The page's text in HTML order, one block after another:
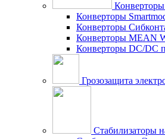
Конверторы
Конверторы
Конверторы MEAN
Конверторы DC/DC
Грозозащита
Стабилизаторы